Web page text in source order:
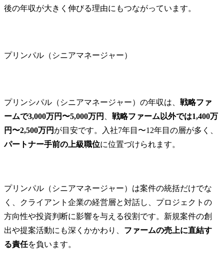
後の年収が大きく伸びる理由にもつながっています。
プリンパル（シニアマネージャー）
プリンシパル（シニアマネージャー）の年収は、 戦略ファ
ームで3,000万円〜5,000万円 、 戦略ファーム以外では1,400万
円〜2,500万円 が目安です。入社7年目〜12年目の層が多く、
パートナー手前の上級職位に位置づけられます。
プリンパル（シニアマネージャー）は案件の統括だけでな
く、クライアント企業の経営層と対話し、プロジェクトの
方向性や投資判断に影響を与える役割です。新規案件の創
出や提案活動にも深くかかわり、 ファームの売上に直結す
る責任を負います。